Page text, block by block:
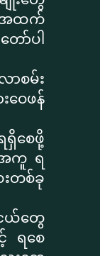
ထက်
ာ်ပါ
စမ်း
ေဖန်
ေဖို့
အကူ ရ
တစ်ခု
ယ်တွေ
ရစေ